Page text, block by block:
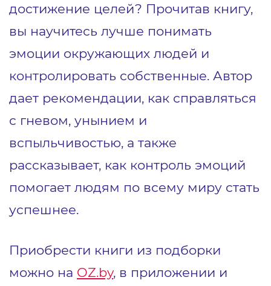
достижение целей? Прочитав книгу,
вы научитесь лучше понимать
эмоции окружающих людей и
контролировать собственные. Автор
дает рекомендации, как справляться
с гневом, унынием и
вспыльчивостью, а также
рассказывает, как контроль эмоций
помогает людям по всему миру стать
успешнее.
Приобрести книги из подборки
можно на OZ.by, в приложении и